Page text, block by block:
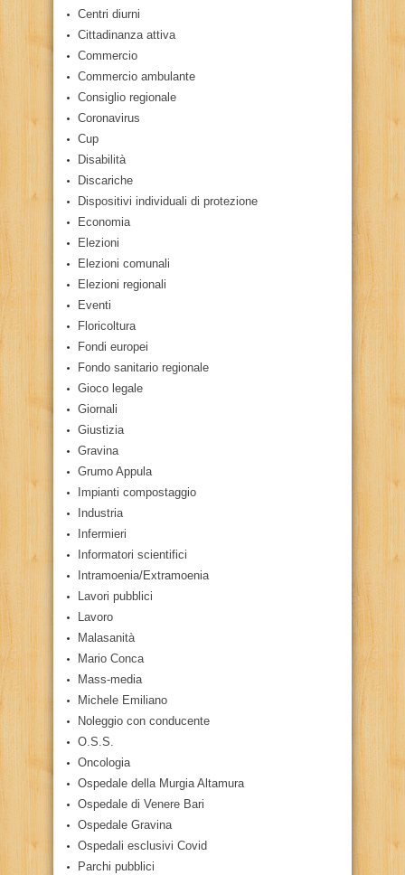
Centri diurni
Cittadinanza attiva
Commercio
Commercio ambulante
Consiglio regionale
Coronavirus
Cup
Disabilità
Discariche
Dispositivi individuali di protezione
Economia
Elezioni
Elezioni comunali
Elezioni regionali
Eventi
Floricoltura
Fondi europei
Fondo sanitario regionale
Gioco legale
Giornali
Giustizia
Gravina
Grumo Appula
Impianti compostaggio
Industria
Infermieri
Informatori scientifici
Intramoenia/Extramoenia
Lavori pubblici
Lavoro
Malasanità
Mario Conca
Mass-media
Michele Emiliano
Noleggio con conducente
O.S.S.
Oncologia
Ospedale della Murgia Altamura
Ospedale di Venere Bari
Ospedale Gravina
Ospedali esclusivi Covid
Parchi pubblici